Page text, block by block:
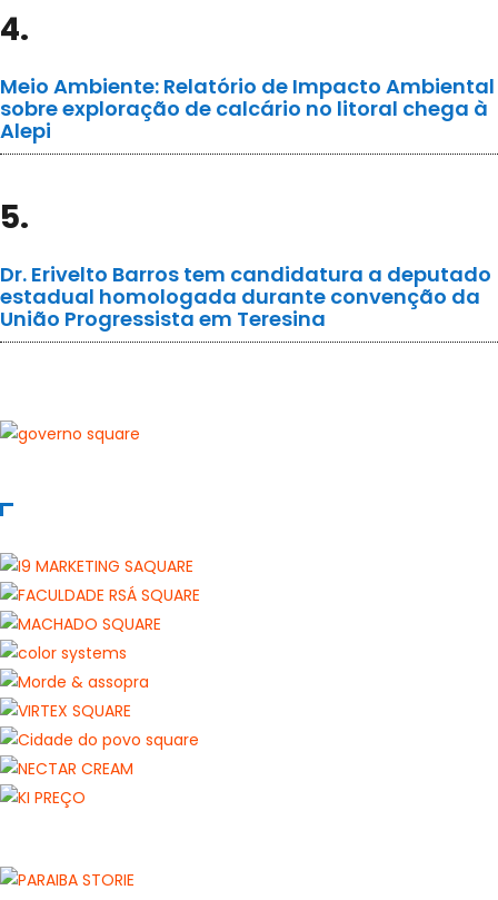
4.
Meio Ambiente: Relatório de Impacto Ambiental
sobre exploração de calcário no litoral chega à
Alepi
5.
Dr. Erivelto Barros tem candidatura a deputado
estadual homologada durante convenção da
União Progressista em Teresina